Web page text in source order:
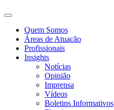
Quem Somos
Áreas de Atuação
Profissionais
Insights
Notícias
Opinião
Imprensa
Vídeos
Boletins Informativos